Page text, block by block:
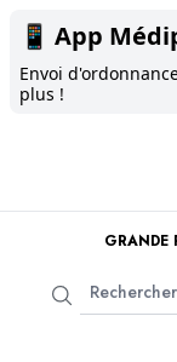
📱 App
Envoi
plus !
GRANDE